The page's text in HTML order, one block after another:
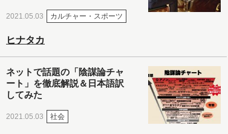
2021.05.03 カルチャー・スポーツ
ヒナタカ
ネットで話題の「陰謀論チャ
ート」を徹底解説＆日本語訳
してみた
2021.05.03 社会